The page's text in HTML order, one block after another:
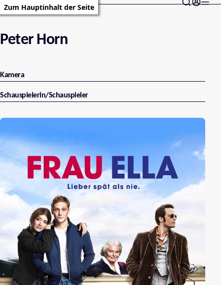
Zum Hauptinhalt der Seite
Peter Horn
Kamera
Schauspielerin/Schauspieler